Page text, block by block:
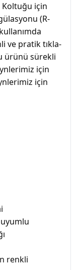
Koltuğu için
(R-
ve pratik tıkla-
ürünü sürekli
için
için
renkli